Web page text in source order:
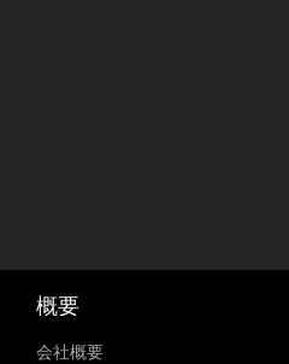
概要
会社概要